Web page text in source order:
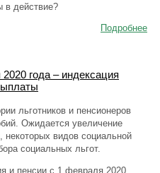
в действие?
Подробнее
года – индексация
льготников и пенсионеров
Ожидается увеличение
видов социальной
социальных льгот.
и пенсии с 1 февраля 2020